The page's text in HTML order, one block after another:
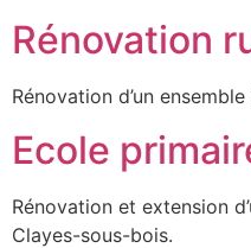
Rénovation
Rénovation d’un
Ecole
Rénovation et extension
Clayes-sous-bois.